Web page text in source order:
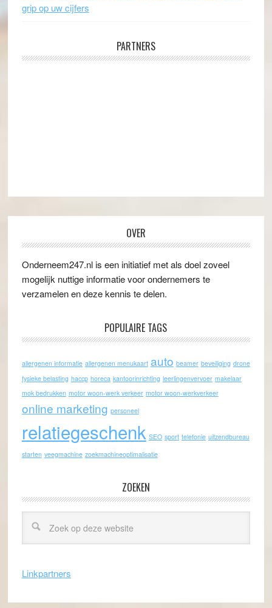
grip op uw cijfers
PARTNERS
OVER
Onderneem247.nl is een initiatief met als doel zoveel
mogelijk nuttige informatie voor ondernemers te
verzamelen en deze kennis te delen.
POPULAIRE TAGS
allergenen informatie allergenen menukaart auto beamer beveiliging drone
fysieke belasting haccp horeca kantoorinrichting leerlingenvervoer makelaar
mok bedrukken motor woon-werk verkeer motor woon-werkverkeer
online marketing personeel
relatiegeschenk SEO sport telefonie uitzendbureau
starten veegmachine zoekmachineoptimalisatie
ZOEKEN
Linkpartners